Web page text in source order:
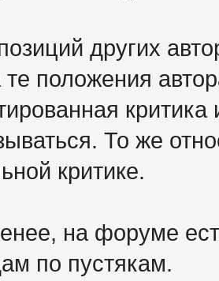
других
положения
То же
критике.
на форуме
по пустякам.